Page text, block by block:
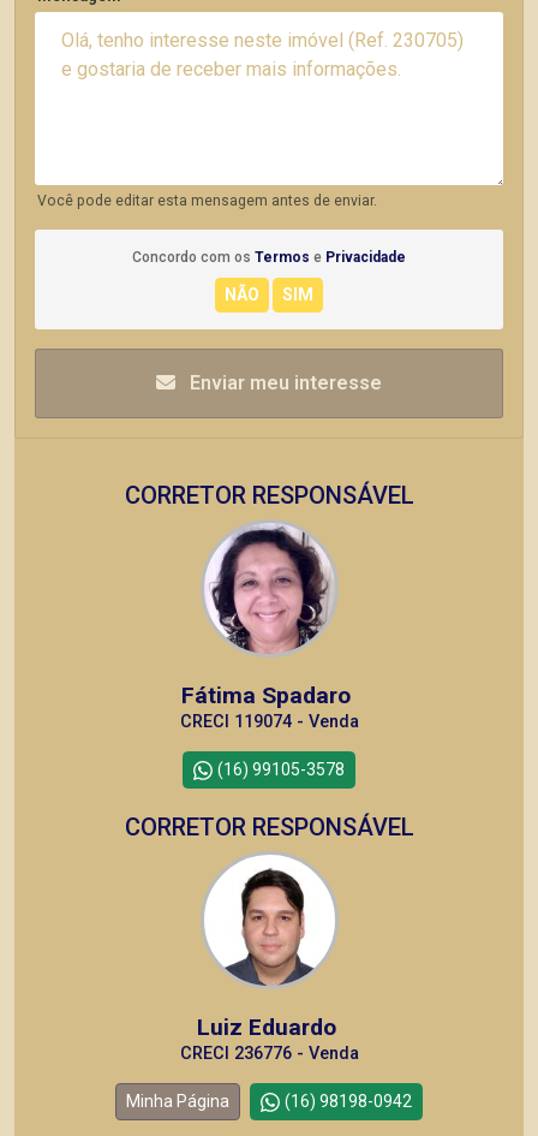
Você pode editar esta mensagem antes de enviar.
Concordo com os Termos e Privacidade
Enviar meu interesse
CORRETOR RESPONSÁVEL
Fátima Spadaro
CRECI 119074 - Venda
(16) 99105-3578
CORRETOR RESPONSÁVEL
Luiz Eduardo
CRECI 236776 - Venda
Minha Página (16) 98198-0942